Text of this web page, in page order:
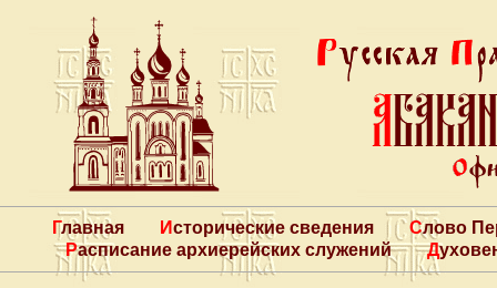
Главная Исторические сведения
Слово
Расписание архиерейских служений